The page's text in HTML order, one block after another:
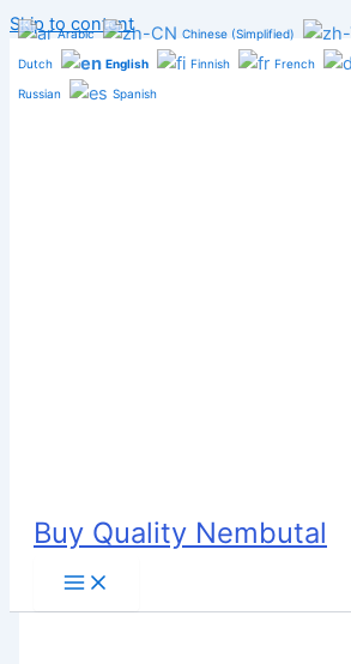
Skip to content
Buy Quality Nembutal
Arabic Chinese (Simplified)
Dutch English Finnish French
Russian Spanish